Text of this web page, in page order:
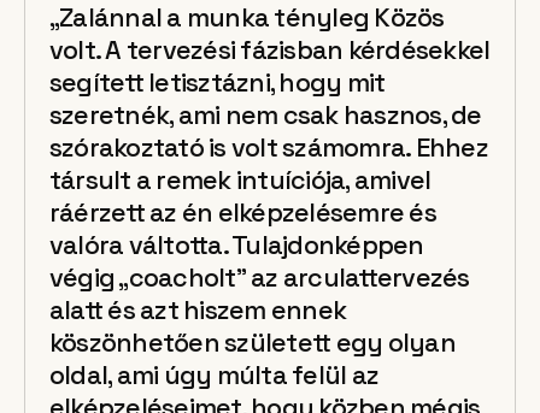
„Zalánnal a munka tényleg Közös
volt. A tervezési fázisban kérdésekkel
segített letisztázni, hogy mit
szeretnék, ami nem csak hasznos, de
szórakoztató is volt számomra. Ehhez
társult a remek intuíciója, amivel
ráérzett az én elképzelésemre és
valóra váltotta. Tulajdonképpen
végig „coacholt” az arculattervezés
alatt és azt hiszem ennek
köszönhetően született egy olyan
oldal, ami úgy múlta felül az